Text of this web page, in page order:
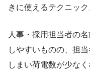
きに使えるテクニッ
人事・採用担当者の
しやすいものの、担
しまい荷電数が少な